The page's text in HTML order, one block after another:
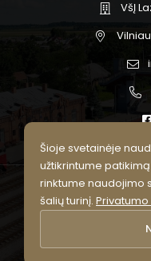
VšĮ
© 2026
Visos
Privatumo
Šioje svetainėje
užtikrintume
rinktume naudojimo
šalių turinį.